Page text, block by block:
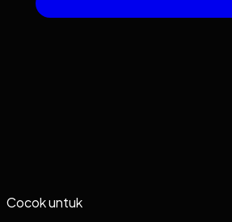
Cocok untuk